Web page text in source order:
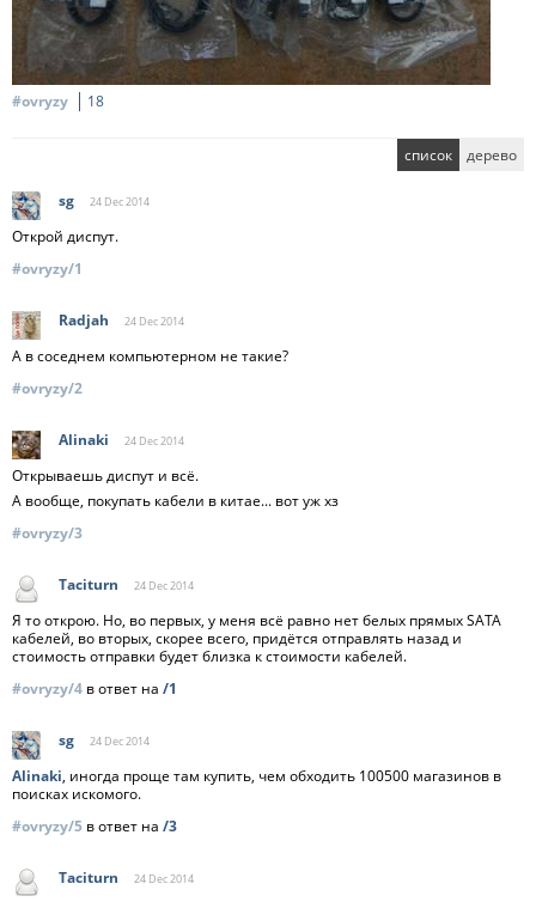
#ovryzy 18
список дерево
sg 24 Dec2014
Открой диспут.
#ovryzy/1
Radjah 24 Dec2014
А в соседнем компьютерном не такие?
#ovryzy/2
Alinaki 24 Dec2014
Открываешь диспут и всё.
А вообще, покупать кабели в китае... вот уж хз
#ovryzy/3
Taciturn 24 Dec2014
Я то открою. Но, во первых, у меня всё равно нет белых прямых SATA
кабелей, во вторых, скорее всего, придётся отправлять назад и
стоимость отправки будет близка к стоимости кабелей.
#ovryzy/4 в ответ на /1
sg 24 Dec2014
Alinaki, иногда проще там купить, чем обходить 100500 магазинов в
поисках искомого.
#ovryzy/5 в ответ на /3
Taciturn 24 Dec2014